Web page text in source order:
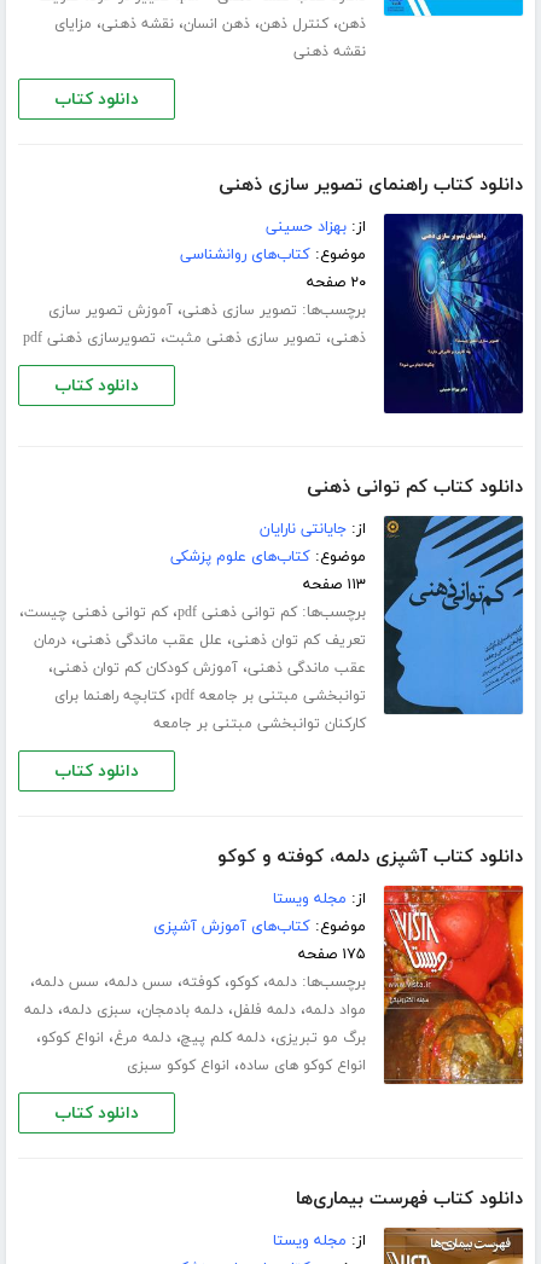
ذهن،کنترل ذهن،ذهن انسان،نقشه ذهنی، مزایای
نقشه ذهنی
دانلود کتاب
دانلود کتاب راهنمای تصویر سازی ذهنی
از:بهزاد حسینی
موضوع:کتاب‌های روانشناسی
۲۰ صفحه
برچسب‌ها: تصویر سازی ذهنی،آموزش تصویر سازی
ذهنی، تصویر سازی ذهنی مثبت، تصویرسازی ذهنی pdf
دانلود کتاب
دانلود کتاب کم توانی ذهنی
از:جایانتی نارایان
موضوع:کتاب‌های علوم پزشکی
۱۱۳ صفحه
برچسب‌ها:کم توانی ذهنی pdf ،کم توانی ذهنی چیست،
تعریف کم توان ذهنی، علل عقب ماندگی ذهنی،درمان
عقب ماندگی ذهنی،آموزش کودکان کم توان ذهنی،
توانبخشی مبتنی بر جامعه pdf ،کتابچه راهنما برای
کارکنان توانبخشی مبتنی بر جامعه
دانلود کتاب
دانلود کتاب آشپزی دلمه، کوفته و کوکو
از: مجله ویستا
موضوع:کتاب‌های آموزش آشپزی
۱۷۵ صفحه
برچسب‌ها:دلمه،کوکو،کوفته، سس دلمه، سس دلمه،
مواد دلمه،دلمه فلفل،دلمه بادمجان، سبزی دلمه،دلمه
برگ مو تبریزی،دلمه کلم پیچ،دلمه مرغ، انواع کوکو،
انواع کوکو های ساده، انواع کوکو سبزی
دانلود کتاب
دانلود کتاب فهرست بیماری‌ها
از: مجله ویستا